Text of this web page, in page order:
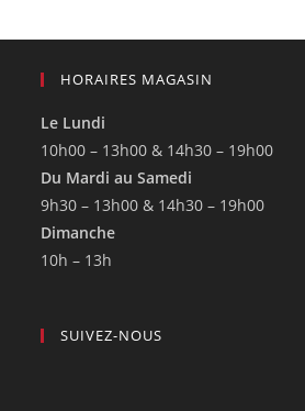
HORAIRES MAGASIN
Le Lundi
10h00 – 13h00 & 14h30 – 19h00
Du Mardi au Samedi
9h30 – 13h00 & 14h30 – 19h00
Dimanche
10h – 13h
SUIVEZ-NOUS